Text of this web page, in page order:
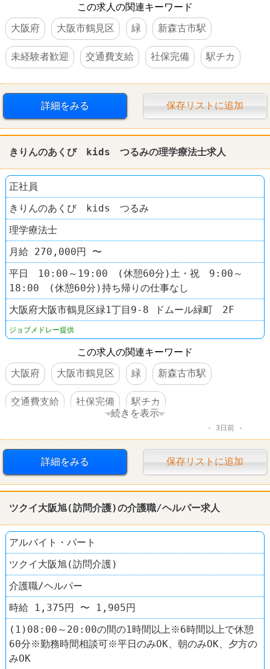
この求人の関連キーワード
大阪府
大阪市鶴見区 緑 新森古市駅
未経験者歓迎 交通費支給 社保完備 駅チカ
詳細をみる 保存リストに追加
きりんのあくび kids つるみの理学療法士求人
正社員
きりんのあくび kids つるみ
理学療法士
月給 270,000円 〜
平日 10:00～19:00 (休憩60分)土・祝 9:00～
18:00 (休憩60分)持ち帰りの仕事なし
大阪府大阪市鶴見区緑1丁目9-8 ドムール緑町 2F
ジョブメドレー提供
この求人の関連キーワード
大阪府
大阪市鶴見区 緑 新森古市駅
交通費支給 社保完備 駅チカ
続きを表示
3日前
詳細をみる 保存リストに追加
ツクイ大阪旭(訪問介護)の介護職/ヘルパー求人
アルバイト・パート
ツクイ大阪旭(訪問介護)
介護職/ヘルパー
時給 1,375円 〜 1,905円
(1)08:00～20:00の間の1時間以上※6時間以上で休憩
60分※勤務時間相談可※平日のみOK、朝のみOK、夕方の
みOK